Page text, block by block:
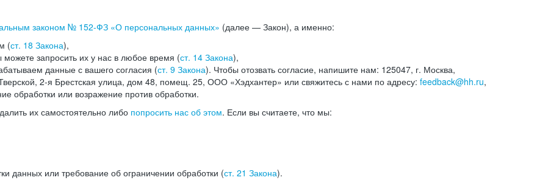
законом № 152-ФЗ «О персональных данных» (далее — Закон), а именно:
(ст. 18 Закона),
запросить их у нас в любое время (ст. 14 Закона),
данные с вашего согласия (ст. 9 Закона). Чтобы отозвать согласие, напишите нам: 125047, г. Москва,
2-я Брестская улица, дом 48, помещ. 25, ООО «Хэдхантер» или свяжитесь с нами по адресу: feedback@hh.ru,
обработки или возражение против обработки.
их самостоятельно либо попросить нас об этом. Если вы считаете, что мы:
данных или требование об ограничении обработки (ст. 21 Закона).